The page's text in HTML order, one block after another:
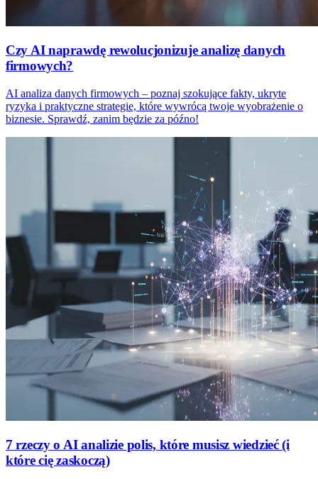
Czy AI naprawdę rewolucjonizuje analizę danych
firmowych?
AI analiza danych firmowych – poznaj szokujące fakty, ukryte
ryzyka i praktyczne strategie, które wywrócą twoje wyobrażenie o
biznesie. Sprawdź, zanim będzie za późno!
7 rzeczy o AI analizie polis, które musisz wiedzieć (i
które cię zaskoczą)